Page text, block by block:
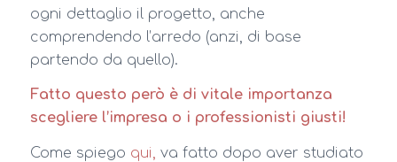
ogni dettaglio il progetto, anche
comprendendo l’arredo (anzi, di base
partendo da quello).
Fatto questo però è di vitale importanza
scegliere l’impresa o i professionisti giusti!
Come spiego qui, va fatto dopo aver studiato